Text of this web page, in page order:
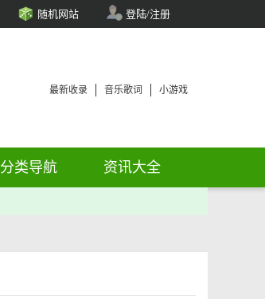
随机网站 登陆/注册
最新收录 音乐歌词 小游戏
分类导航 资讯大全